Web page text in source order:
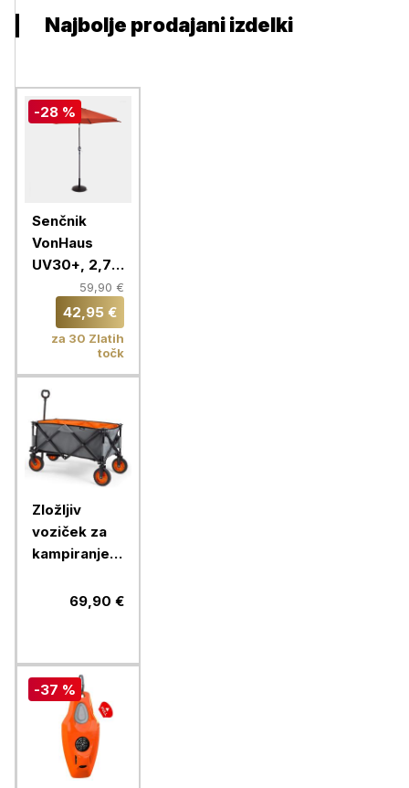
Najbolje prodajani izdelki
-28 %
Senčnik
VonHaus
UV30+, 2,7
m, oranžen,
samostoječi
59,90 €
42,95 €
za 30 Zlatih
točk
Zložljiv
voziček za
kampiranje
VONDV-69,90 €
-37 %